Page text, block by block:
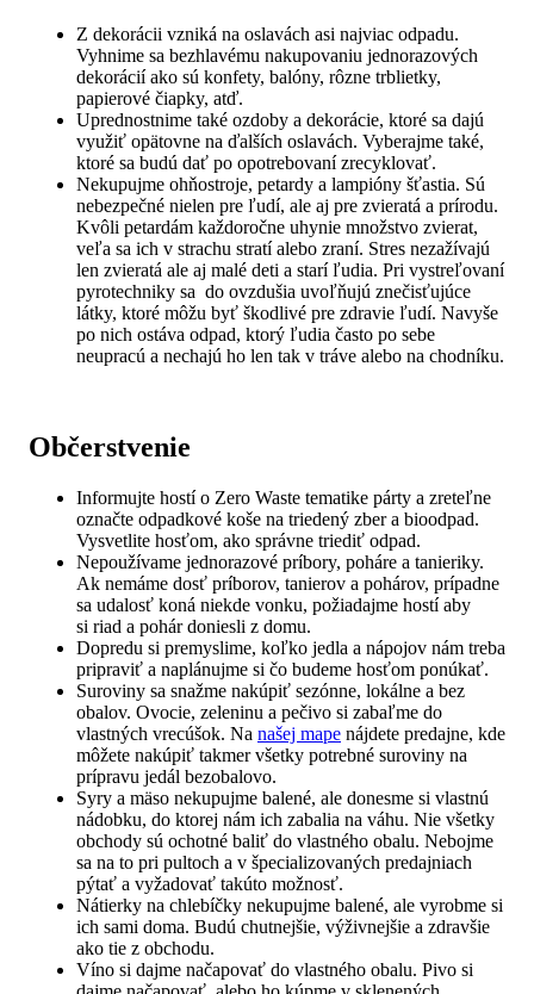
Z dekorácii vzniká na oslavách asi najviac odpadu.
Vyhnime sa bezhlavému nakupovaniu jednorazových
dekorácií ako sú konfety, balóny, rôzne trblietky,
papierové čiapky, atď.
Uprednostnime také ozdoby a dekorácie, ktoré sa dajú
využiť opätovne na ďalších oslavách. Vyberajme také,
ktoré sa budú dať po opotrebovaní zrecyklovať.
Nekupujme ohňostroje, petardy a lampióny šťastia. Sú
nebezpečné nielen pre ľudí, ale aj pre zvieratá a prírodu.
Kvôli petardám každoročne uhynie množstvo zvierat,
veľa sa ich v strachu stratí alebo zraní. Stres nezažívajú
len zvieratá ale aj malé deti a starí ľudia. Pri vystreľovaní
pyrotechniky sa do ovzdušia uvoľňujú znečisťujúce
látky, ktoré môžu byť škodlivé pre zdravie ľudí. Navyše
po nich ostáva odpad, ktorý ľudia často po sebe
neupracú a nechajú ho len tak v tráve alebo na chodníku.
Občerstvenie
Informujte hostí o Zero Waste tematike párty a zreteľne
označte odpadkové koše na triedený zber a bioodpad.
Vysvetlite hosťom, ako správne triediť odpad.
Nepoužívame jednorazové príbory, poháre a tanieriky.
Ak nemáme dosť príborov, tanierov a pohárov, prípadne
sa udalosť koná niekde vonku, požiadajme hostí aby
si riad a pohár doniesli z domu.
Dopredu si premyslime, koľko jedla a nápojov nám treba
pripraviť a naplánujme si čo budeme hosťom ponúkať.
Suroviny sa snažme nakúpiť sezónne, lokálne a bez
obalov. Ovocie, zeleninu a pečivo si zabaľme do
vlastných vrecúšok. Na našej mape nájdete predajne, kde
môžete nakúpiť takmer všetky potrebné suroviny na
prípravu jedál bezobalovo.
Syry a mäso nekupujme balené, ale donesme si vlastnú
nádobku, do ktorej nám ich zabalia na váhu. Nie všetky
obchody sú ochotné baliť do vlastného obalu. Nebojme
sa na to pri pultoch a v špecializovaných predajniach
pýtať a vyžadovať takúto možnosť.
Nátierky na chlebíčky nekupujme balené, ale vyrobme si
ich sami doma. Budú chutnejšie, výživnejšie a zdravšie
ako tie z obchodu.
Víno si dajme načapovať do vlastného obalu. Pivo si